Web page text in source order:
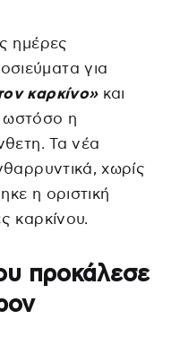
ημέρες
για
καρκίνο»και
ωστόσο η
Τα νέα
χωρίς
η οριστική
καρκίνου.
προκάλεσε